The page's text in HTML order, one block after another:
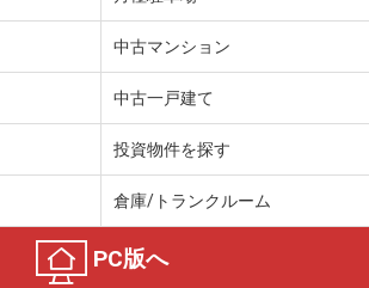
中古マンション
中古一戸建て
投資物件を探す
倉庫/トランクルーム
PC版へ